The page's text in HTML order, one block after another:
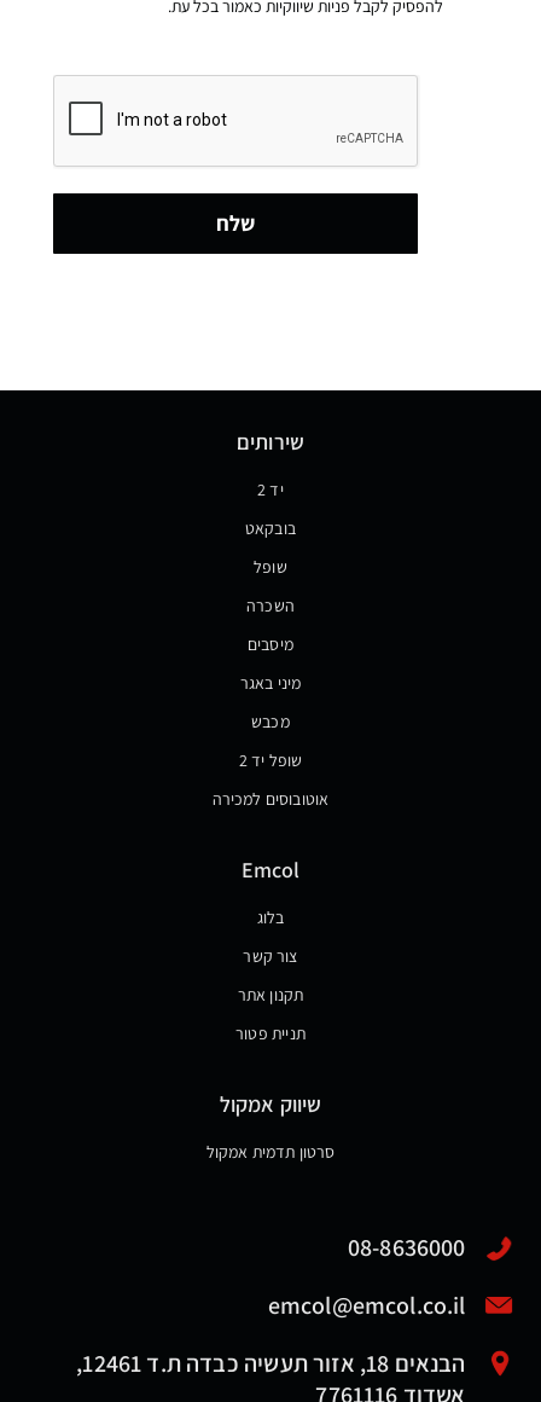
להפסיק לקבל פניות שיווקיות כאמור בכל עת.
שלח
שירותים
יד 2
בובקאט
שופל
השכרה
מיסבים
מיני באגר
מכבש
שופל יד 2
אוטובוסים למכירה
Emcol
בלוג
צור קשר
תקנון אתר
תניית פטור
שיווק אמקול
סרטון תדמית אמקול
08-8636000
emcol@emcol.co.il
הבנאים 18, אזור תעשיה כבדה ת.ד 12461,
אשדוד 7761116